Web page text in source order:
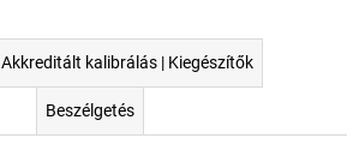
Akkreditált kalibrálás | Kiegészítők
Beszélgetés